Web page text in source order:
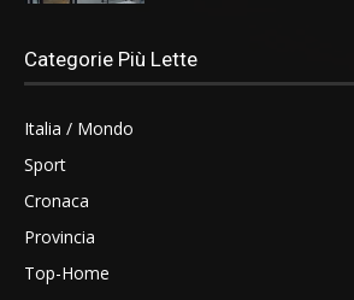
Categorie Più Lette
Italia / Mondo
Sport
Cronaca
Provincia
Top-Home